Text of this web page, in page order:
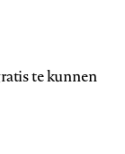
te kunnen